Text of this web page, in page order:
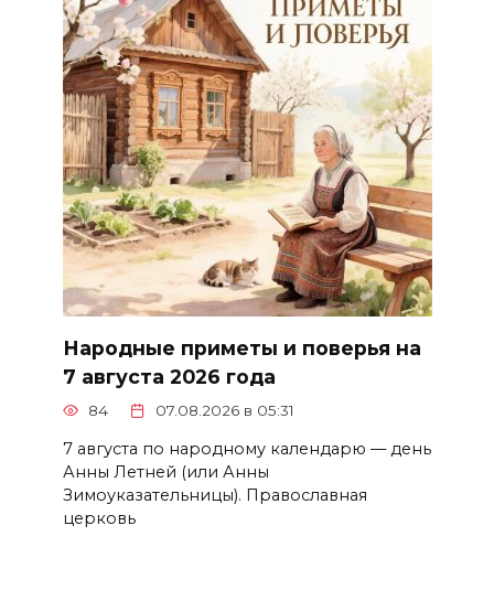
Народные приметы и поверья на
7 августа 2026 года
84 07.08.2026 в 05:31
7 августа по народному календарю — день
Анны Летней (или Анны
Зимоуказательницы). Православная
церковь